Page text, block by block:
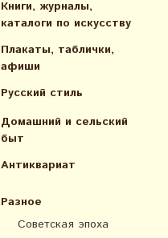
Книги, журналы,
каталоги по искусcтву
Плакаты, таблички,
афиши
Русский стиль
Домашний и сельский
быт
Антиквариат
Разное
Советская эпоха